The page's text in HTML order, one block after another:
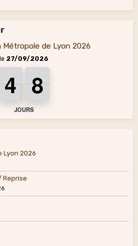
Métropole de Lyon 2026
le 27/09/2026
4
4
4
4 8
8
8
8
JOURS
Lyon 2026
Reprise